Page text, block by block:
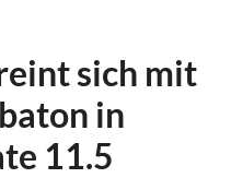
sich mit
in
11.5